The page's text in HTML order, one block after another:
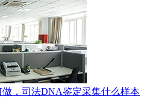
，司法DNA鉴定采集什么样本